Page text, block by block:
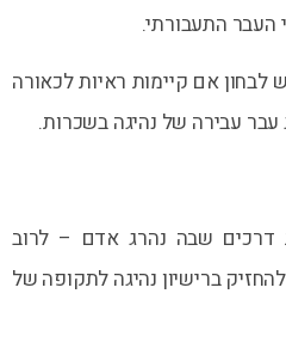
העבר התעבורתי.
אם קיימות ראיות לכאורה
עבירה של נהיגה בשכרות.
דרכים שבה נהרג אדם – לרוב
ברישיון נהיגה לתקופה של